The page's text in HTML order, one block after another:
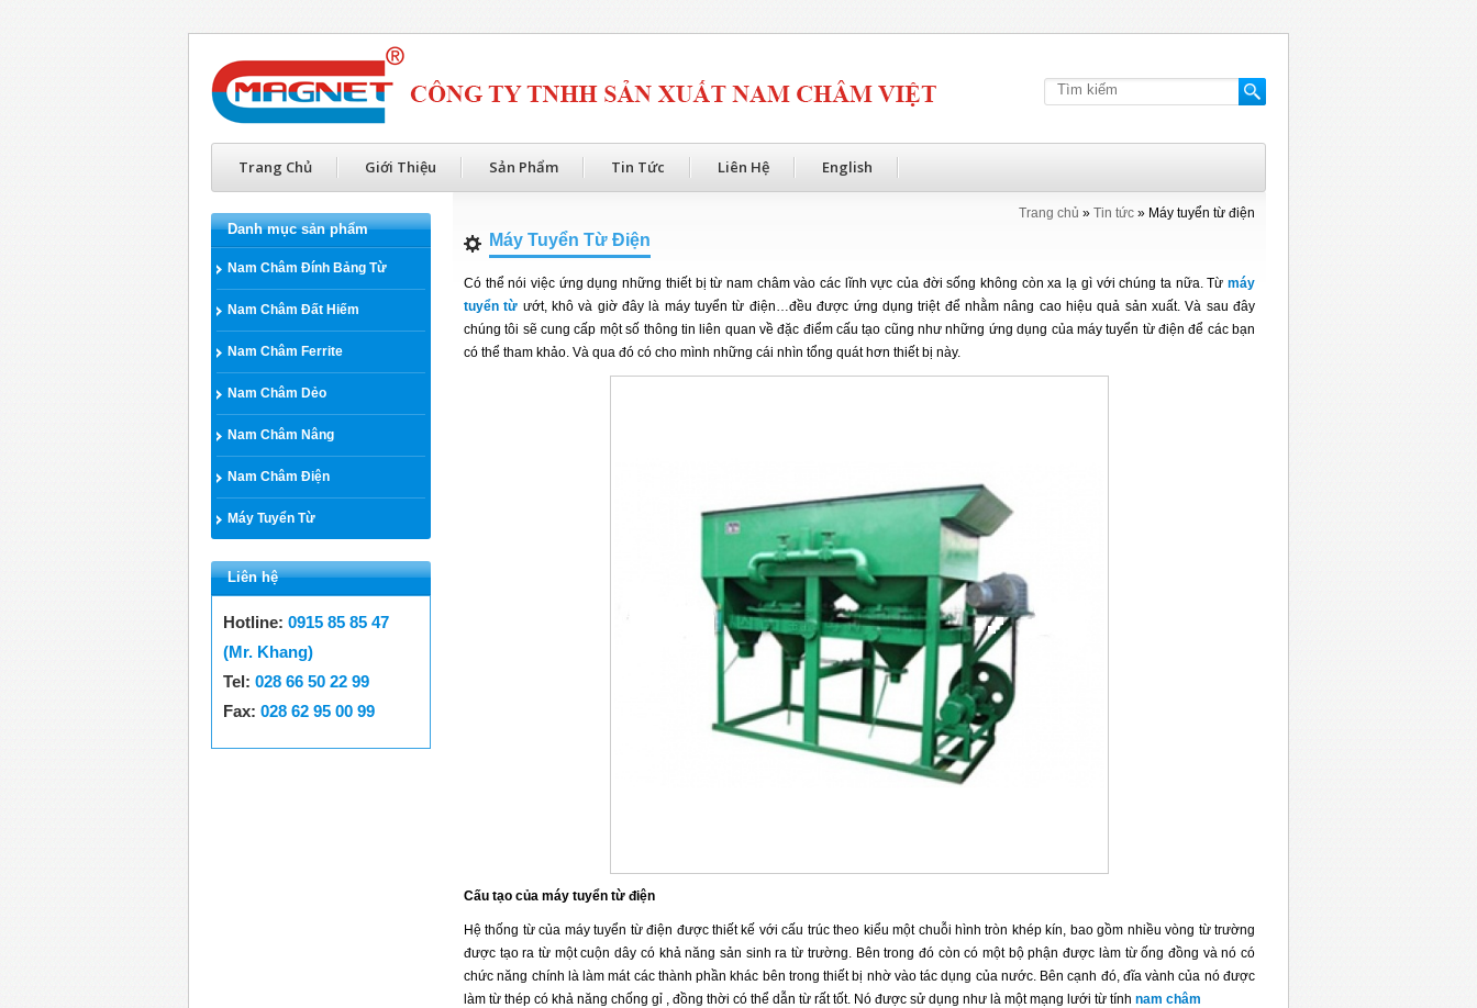
Trang Chủ Giới Thiệu Sản Phẩm Tin Tức Liên Hệ English
Trang chủ » Tin tức » Máy tuyển từ điện
Máy Tuyển Từ Điện
Có thể nói việc ứng dụng những thiết bị từ nam châm vào các lĩnh vực của đời sống không còn xa lạ gì với chúng ta nữa. Từ máy
tuyển từ ướt, khô và giờ đây là máy tuyển từ điện…đều được ứng dụng triệt để nhằm nâng cao hiệu quả sản xuất. Và sau đây
chúng tôi sẽ cung cấp một số thông tin liên quan về đặc điểm cấu tạo cũng như những ứng dụng của máy tuyển từ điện để các bạn
có thể tham khảo. Và qua đó có cho mình những cái nhìn tổng quát hơn thiết bị này.
Cấu tạo của máy tuyển từ điện
Hệ thống từ của máy tuyển từ điện được thiết kế với cấu trúc theo kiểu một chuỗi hình tròn khép kín, bao gồm nhiều vòng từ trường
được tạo ra từ một cuộn dây có khả năng sản sinh ra từ trường. Bên trong đó còn có một bộ phận được làm từ ống đồng và nó có
chức năng chính là làm mát các thành phần khác bên trong thiết bị nhờ vào tác dụng của nước. Bên cạnh đó, đĩa vành của nó được
làm từ thép có khả năng chống gỉ , đồng thời có thể dẫn từ rất tốt. Nó được sử dụng như là một mạng lưới từ tính nam châm
Danh mục sản phẩm
Nam Châm Đính Bảng Từ
Nam Châm Đất Hiếm
Nam Châm Ferrite
Nam Châm Dẻo
Nam Châm Nâng
Nam Châm Điện
Máy Tuyển Từ
Liên hệ
Hotline: 0915 85 85 47
(Mr. Khang)
Tel: 028 66 50 22 99
Fax: 028 62 95 00 99